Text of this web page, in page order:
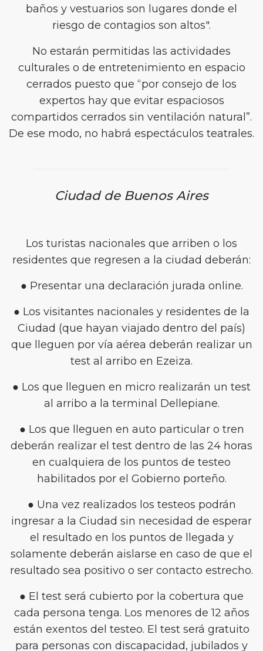
baños y vestuarios son lugares donde el
riesgo de contagios son altos".
No estarán permitidas las actividades
culturales o de entretenimiento en espacio
cerrados puesto que “por consejo de los
expertos hay que evitar espaciosos
compartidos cerrados sin ventilación natural”.
De ese modo, no habrá espectáculos teatrales.
Ciudad de Buenos Aires
Los turistas nacionales que arriben o los
residentes que regresen a la ciudad deberán:
● Presentar una declaración jurada online.
● Los visitantes nacionales y residentes de la
Ciudad (que hayan viajado dentro del país)
que lleguen por vía aérea deberán realizar un
test al arribo en Ezeiza.
● Los que lleguen en micro realizarán un test
al arribo a la terminal Dellepiane.
● Los que lleguen en auto particular o tren
deberán realizar el test dentro de las 24 horas
en cualquiera de los puntos de testeo
habilitados por el Gobierno porteño.
● Una vez realizados los testeos podrán
ingresar a la Ciudad sin necesidad de esperar
el resultado en los puntos de llegada y
solamente deberán aislarse en caso de que el
resultado sea positivo o ser contacto estrecho.
● El test será cubierto por la cobertura que
cada persona tenga. Los menores de 12 años
están exentos del testeo. El test será gratuito
para personas con discapacidad, jubilados y